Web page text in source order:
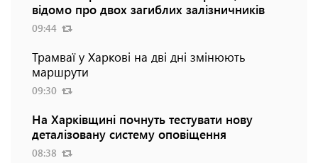
відомо про двох загиблих залізничників
09:44
Трамваї у Харкові на дві дні змінюють
маршрути
09:30
На Харківщині почнуть тестувати нову
деталізовану систему оповіщення
08:38